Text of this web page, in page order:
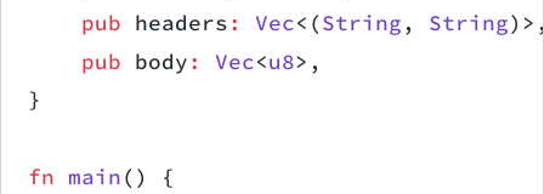
    pub
headers: Vec<(String, String
    pub
body: Vec<u8>,
}
fn main() {